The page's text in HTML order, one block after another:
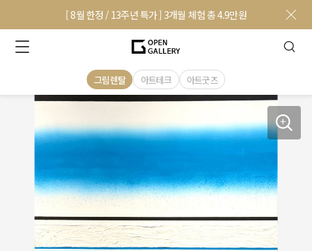
[ 8월 한정 / 13주년 특가 ] 3개월 체험 총 4.9만원
그림렌탈 아트테크 아트굿즈